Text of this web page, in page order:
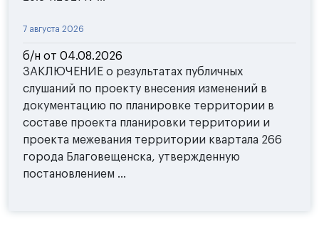
7 августа 2026
б/н от 04.08.2026
ЗАКЛЮЧЕНИЕ о результатах публичных
слушаний по проекту внесения изменений в
документацию по планировке территории в
составе проекта планировки территории и
проекта межевания территории квартала 266
города Благовещенска, утвержденную
постановлением ...